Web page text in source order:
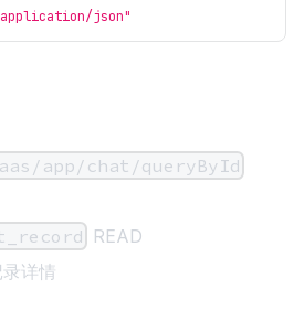
json"
app/chat/queryById
READ
详情